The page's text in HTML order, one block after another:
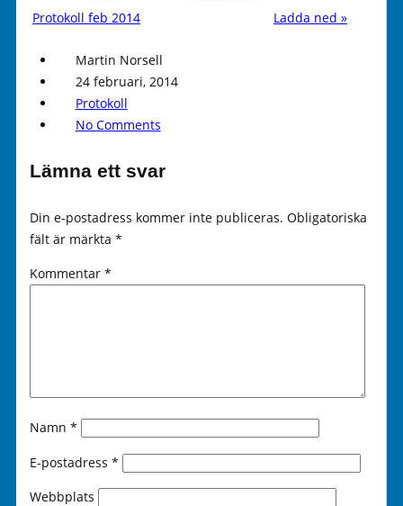
Protokoll feb 2014
Ladda ned »
Martin Norsell
24 februari, 2014
Protokoll
No Comments
Lämna ett svar
Din e-postadress kommer inte publiceras. Obligatoriska
fält är märkta *
Kommentar *
Namn *
E-postadress *
Webbplats